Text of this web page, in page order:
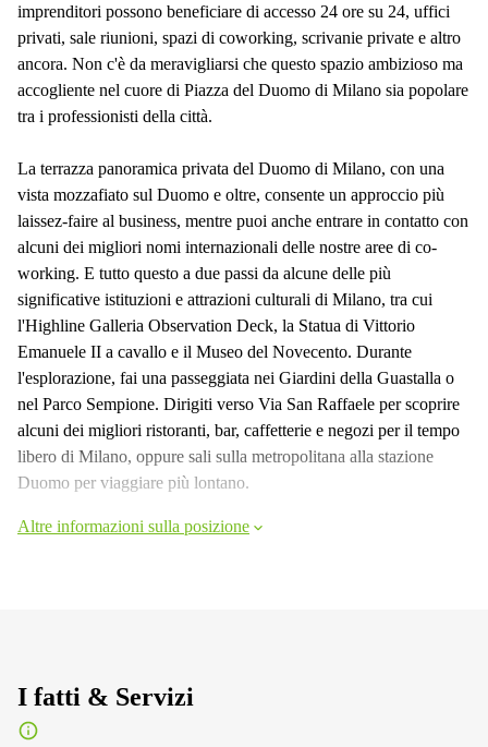
imprenditori possono beneficiare di accesso 24 ore su 24, uffici
privati, sale riunioni, spazi di coworking, scrivanie private e altro
ancora. Non c'è da meravigliarsi che questo spazio ambizioso ma
accogliente nel cuore di Piazza del Duomo di Milano sia popolare
tra i professionisti della città.
La terrazza panoramica privata del Duomo di Milano, con una
vista mozzafiato sul Duomo e oltre, consente un approccio più
laissez-faire al business, mentre puoi anche entrare in contatto con
alcuni dei migliori nomi internazionali delle nostre aree di co-
working. E tutto questo a due passi da alcune delle più
significative istituzioni e attrazioni culturali di Milano, tra cui
l'Highline Galleria Observation Deck, la Statua di Vittorio
Emanuele II a cavallo e il Museo del Novecento. Durante
l'esplorazione, fai una passeggiata nei Giardini della Guastalla o
nel Parco Sempione. Dirigiti verso Via San Raffaele per scoprire
alcuni dei migliori ristoranti, bar, caffetterie e negozi per il tempo
libero di Milano, oppure sali sulla metropolitana alla stazione
Duomo per viaggiare più lontano.
Altre informazioni sulla posizione
I fatti & Servizi